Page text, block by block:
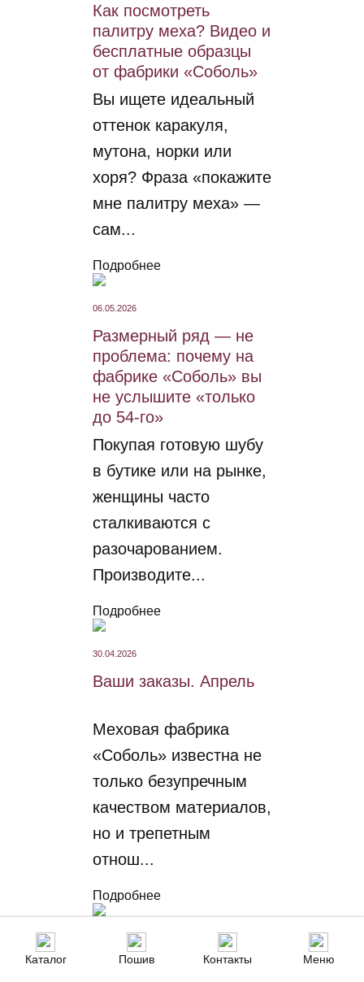
Как посмотреть
палитру меха? Видео и
бесплатные образцы
от фабрики «Соболь»
Вы ищете идеальный
оттенок каракуля,
мутона, норки или
хоря? Фраза «покажите
мне палитру меха» —
сам...
Подробнее
06.05.2026
Размерный ряд — не
проблема: почему на
фабрике «Соболь» вы
не услышите «только
до 54-го»
Покупая готовую шубу
в бутике или на рынке,
женщины часто
сталкиваются с
разочарованием.
Производите...
Подробнее
30.04.2026
Ваши заказы. Апрель
Меховая фабрика
«Соболь» известна не
только безупречным
качеством материалов,
но и трепетным
отнош...
Подробнее
22.04.2026
Сколько сезонов может
Каталог Пошив Контакты Меню